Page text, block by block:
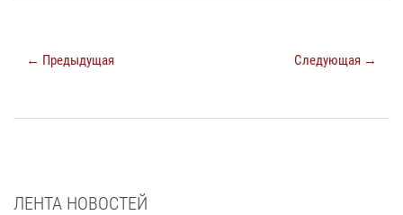
← Предыдущая Следующая →
ЛЕНТА НОВОСТЕЙ